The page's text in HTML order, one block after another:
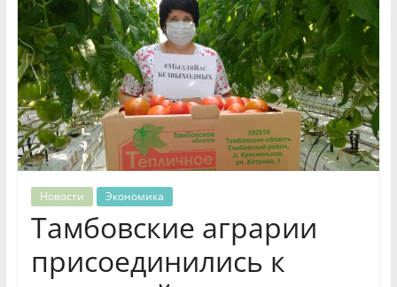
Новости Экономика
Тамбовские аграрии
присоединились к